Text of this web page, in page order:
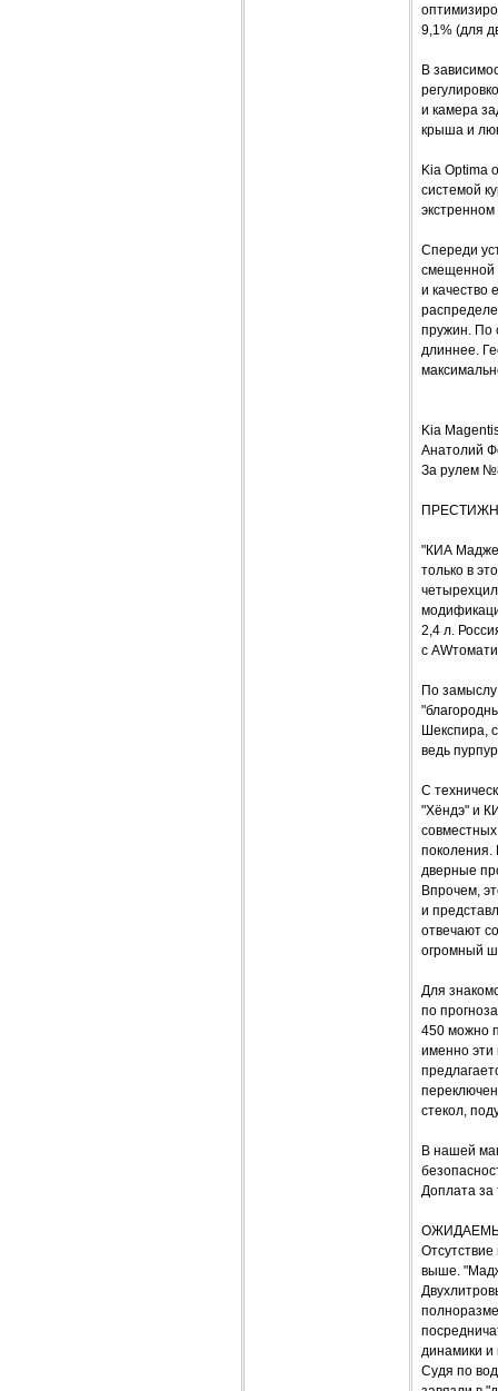
9,1% (для
В
и камера
крыша и
Kia Optima
системой
Спереди
смещенной
и качество
пружин. По
длиннее.
Kia
Анатолий
За рулем
"КИА
только в
2,4 л.
с
По замыслу
Шекспира,
ведь
С
"Хёндэ" и
поколения.
дверные
Впрочем,
и
отвечают
огромный
Для
по
450 можно
именно эти
стекол,
В нашей
Доплата за
выше.
динамики и
Судя по